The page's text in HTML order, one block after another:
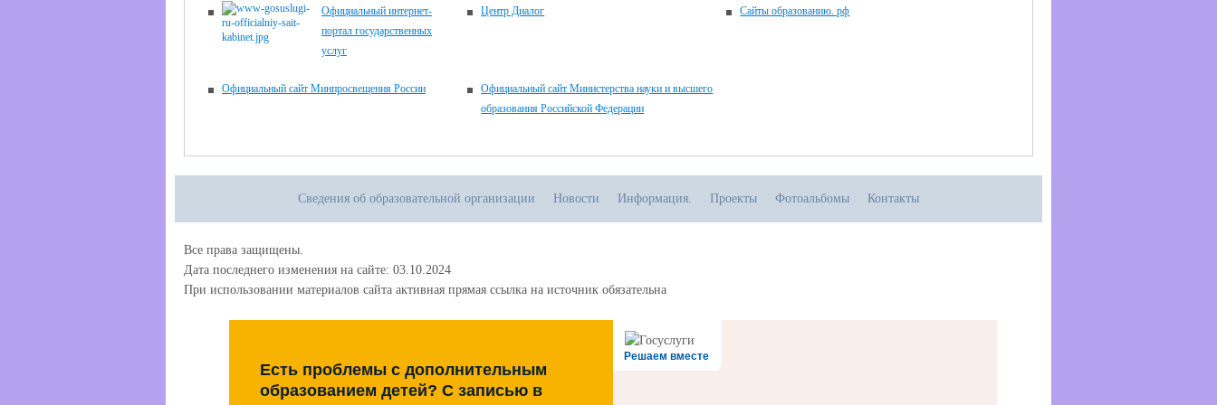
Официальный интернет-
портал государственных
услуг
Центр Диалог Сайты образованию. рф
Официальный сайт Минпросвещения России
Официальный сайт Министерства науки и высшего
образования Российской Федерации
Сведения об образовательной организации Новости Информация. Проекты Фотоальбомы Контакты
Все права защищены.
Дата последнего изменения на сайте: 03.10.2024
При использовании материалов сайта активная прямая ссылка на источник обязательна
Решаем вместе
Есть проблемы с дополнительным
образованием детей? С записью в